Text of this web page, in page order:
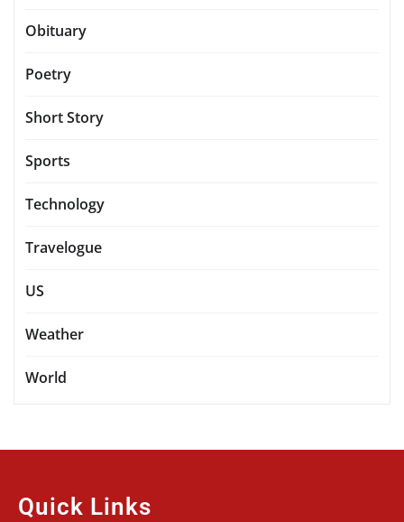
Obituary
Poetry
Short Story
Sports
Technology
Travelogue
US
Weather
World
Quick Links